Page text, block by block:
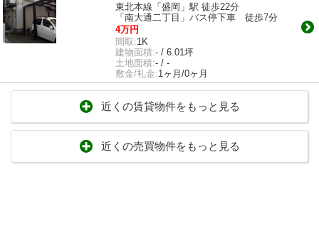
東北本線「盛岡」駅 徒歩22分
「南大通二丁目」バス停下車 徒歩7分
4万円
間取:1K
建物面積:- / 6.01坪
土地面積:- / -
敷金/礼金:1ヶ月/0ヶ月
近くの賃貸物件をもっと見る
近くの売買物件をもっと見る